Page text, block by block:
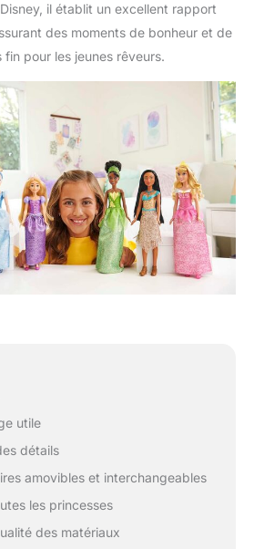
il établit un excellent rapport
des moments de bonheur et de
pour les jeunes rêveurs.
utile
détails
amovibles et interchangeables
les princesses
des matériaux